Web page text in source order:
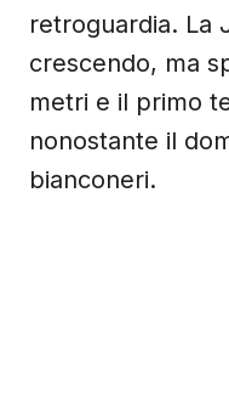
retroguardia. La
crescendo, ma
metri e il primo
nonostante il
bianconeri.